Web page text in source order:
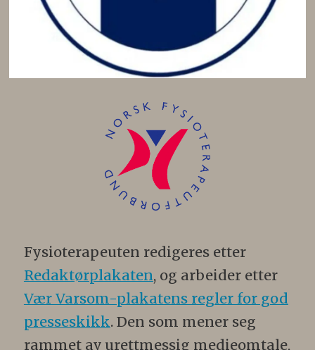
Fysioterapeuten redigeres etter
Redaktørplakaten, og arbeider etter
Vær Varsom-plakatens regler for god
presseskikk. Den som mener seg
rammet av urettmessig medieomtale,